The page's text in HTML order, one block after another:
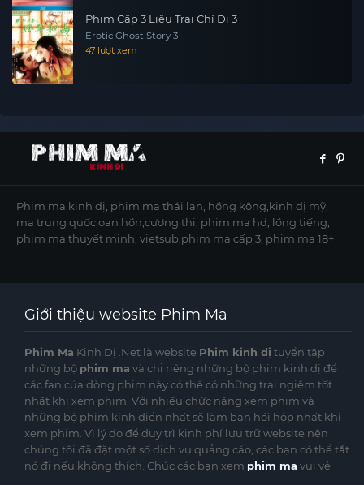
Phim Cấp 3 Liêu Trai Chí Dị 3
Erotic Ghost Story 3
47 lượt xem
Phim ma kinh dị, phim ma thái lan, hồng kông,kinh dị mỹ,
ma trung quốc,oan hồn,cương thi, phim ma hd, lồng tiếng,
phim ma thuyết minh, vietsub,phim ma cấp 3, phim ma 18+
Giới thiệu website Phim Ma
Phim Ma Kinh Dị .Net là website Phim kinh dị tuyển tập
những bộ phim ma và chỉ riêng những bộ phim kinh dị để
các fan của dòng phim này có thể có những trải ngiệm tốt
nhất khi xem phim. Với nhiều chức năng xem phim và
những bộ phim kinh điển nhất sẽ làm bạn hồi hộp nhất khi
xem phim. Vì lý do để duy trì kinh phí lưu trữ website nên
chúng tôi đã đặt một số dịch vụ quảng cáo, các bạn có thể tắt
nó đi nếu không thích. Chúc các bạn xem phim mavui vẻ